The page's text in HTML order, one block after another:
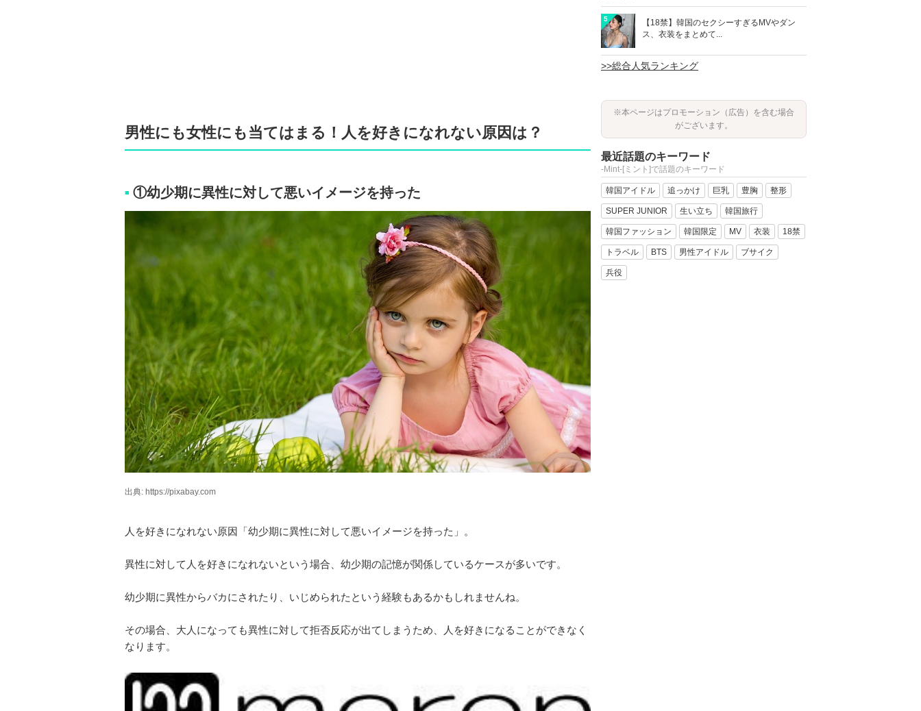
男性にも女性にも当てはまる！人を好きになれない原因は？
■ ①幼少期に異性に対して悪いイメージを持った
出典: https://pixabay.com
人を好きになれない原因「幼少期に異性に対して悪いイメージを持った」。
異性に対して人を好きになれないという場合、幼少期の記憶が関係しているケースが多いです。
幼少期に異性からバカにされたり、いじめられたという経験もあるかもしれませんね。
その場合、大人になっても異性に対して拒否反応が出てしまうため、人を好きになることができなく
なります。
5
【18禁】韓国のセクシーすぎるMVやダン
ス、衣装をまとめて...
>>総合人気ランキング
※本ページはプロモーション（広告）を含む場合
がございます。
最近話題のキーワード
-Mint-[ミント]で話題のキーワード
韓国アイドル 追っかけ 巨乳 豊胸 整形
SUPER JUNIOR 生い立ち 韓国旅行
韓国ファッション 韓国限定 MV 衣装 18禁
トラベル BTS 男性アイドル ブサイク
兵役